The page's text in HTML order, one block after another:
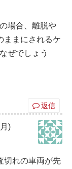
場合、離脱や
ままにされるケ
ぜでしょう
返信
)
切れの車両が先